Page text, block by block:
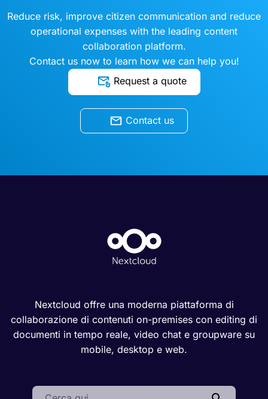
Reduce risk, improve citizen communication and reduce
operational expenses with the leading content
collaboration platform.
Contact us now to learn how we can help you!
Request a quote
Contact us
Nextcloud offre una moderna piattaforma di
collaborazione di contenuti on-premises con editing di
documenti in tempo reale, video chat e groupware su
mobile, desktop e web.
Search: